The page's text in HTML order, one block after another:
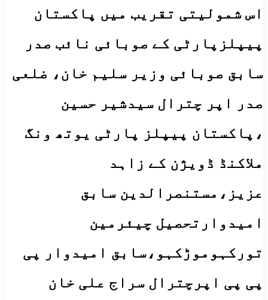
اس شمولیتی تقریب میں پاکستان
پیپلزپارٹی کے صوبائی نائب صدر
سابق صوبائی وزیر سلیم خان، ضلعی
صدر اپر چترال سیدشیر حسین
،پاکستان پیپلز پارٹی یوتھ ونگ
ملاکنڈ ڈویژن کے زاہد
عزیز،مستنصرالدین سابق
امیدوارتحصیل چیئرمین
تورکہوموڑکہو،سابق امیدوار پی
پی پی اپرچترال سراج علی خان